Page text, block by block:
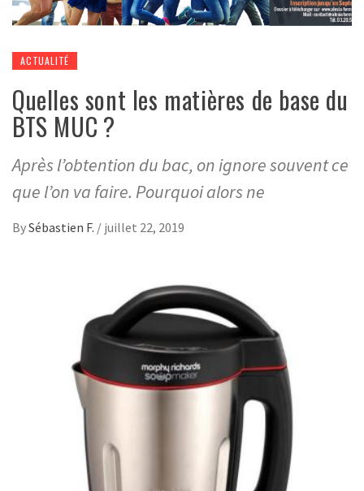
ACTUALITÉ
Quelles sont les matières de base du
BTS MUC ?
Après l’obtention du bac, on ignore souvent ce
que l’on va faire. Pourquoi alors ne
BySébastien F. / juillet 22, 2019